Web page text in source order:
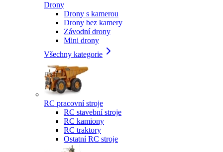
Drony
Drony s kamerou
Drony bez kamery
Závodní drony
Mini drony
Všechny kategorie
RC pracovní stroje
RC stavební stroje
RC kamiony
RC traktory
Ostatní RC stroje